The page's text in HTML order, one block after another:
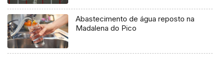
Abastecimento de água reposto na
Madalena do Pico